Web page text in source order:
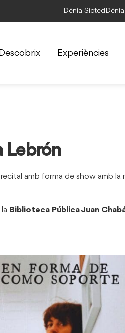
Dénia Sicted
Descobrix Experiències
Lebrón
recital amb forma de show amb la
la Biblioteca Pública Juan